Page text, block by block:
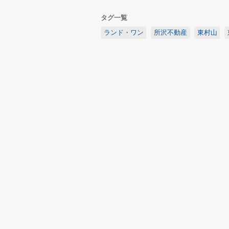
タグ一覧
ランド・ワン
所沢不動産 東村山